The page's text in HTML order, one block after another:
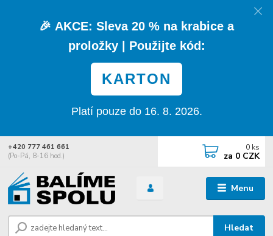
🎉 AKCE: Sleva 20 % na krabice a
proložky| Použijte kód:
KARTON
Platí pouze do 16. 8. 2026.
Menu
Hledat
+420 777 461 661
(Po-Pá, 8-16 hod.)
0 ks
za 0 CZK